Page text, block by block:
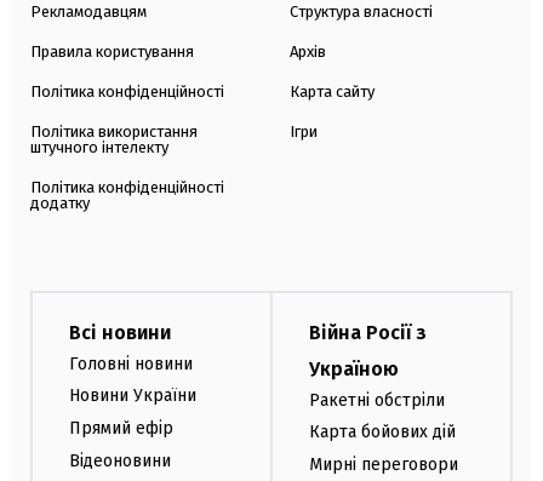
Рекламодавцям
Правила користування
Політика конфіденційності
Політика використання
штучного інтелекту
Політика конфіденційності
додатку
Структура власності
Архів
Карта сайту
Ігри
Всі новини
Головні новини
Новини України
Прямий ефір
Відеоновини
Війна Росії з
Україною
Ракетні обстріли
Карта бойових дій
Мирні переговори